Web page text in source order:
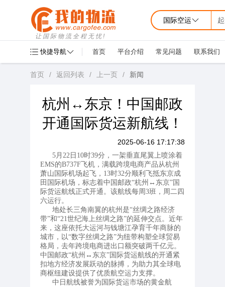
让国际物流全程无忧!
国际空运
快捷导航 首页 平台介绍 常见问题 联系我们
首页 / 返回列表 / 上一页 / 新闻
杭州↔东京！中国邮政
开通国际货运新航线！
2025-06-16 17:17:38
5月22日10时39分，一架垂直尾翼上喷涂着
EMS的B737F飞机，满载跨境电商产品从杭州
萧山国际机场起飞，13时32分顺利飞抵东京成
田国际机场，标志着中国邮政“杭州↔东京”国
际货运航线正式开通。该航线每周3班，周二四
六运行。
地处长三角南翼的杭州是“丝绸之路经济
带”和“21世纪海上丝绸之路”的延伸交点。近年
来，这座依托大运河与钱塘江孕育千年商脉的
城市，以“数字丝绸之路”为纽带构塑全球贸易
格局，去年跨境电商进出口额突破两千亿元。
中国邮政“杭州↔东京”国际货运航线的开通紧
扣地方经济发展跃动的脉搏，为助力其全球电
商枢纽建设提供了优质航空运力支撑。
中日航线被誉为国际货运市场的黄金航